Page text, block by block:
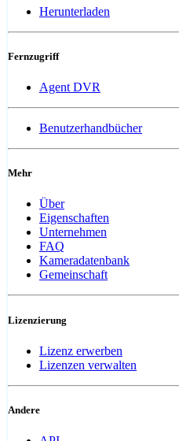
Herunterladen
Fernzugriff
Agent DVR
Benutzerhandbücher
Mehr
Über
Eigenschaften
Unternehmen
FAQ
Kameradatenbank
Gemeinschaft
Lizenzierung
Lizenz erwerben
Lizenzen verwalten
Andere